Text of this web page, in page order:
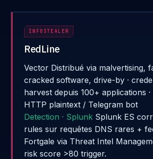
INFOSTEALER
RedLine
Vector Distribué via malvertising,
cracked software, drive-by ·
harvest depuis 100+ applications
HTTP plaintext / Telegram bot
Detection · Splunk Splunk ES
rules sur requêtes DNS rares +
Fortgale via Threat Intel
risk score >80 trigger.